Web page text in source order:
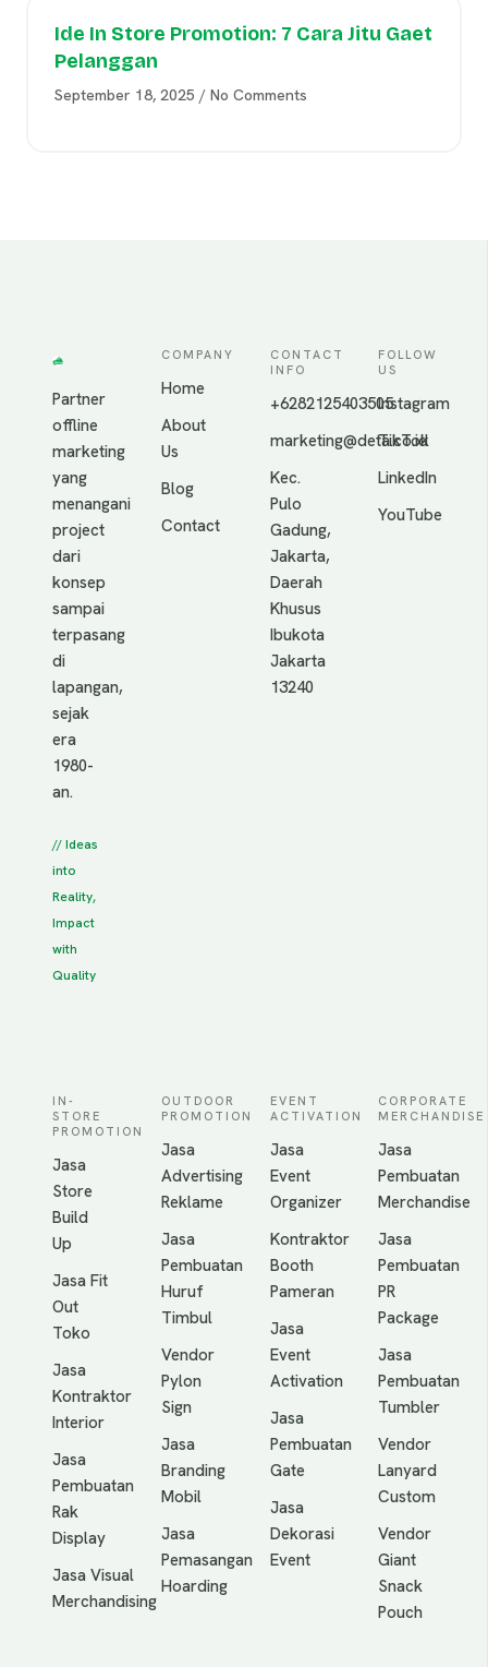
Ide In Store Promotion: 7 Cara Jitu Gaet
Pelanggan
September 18, 2025 No Comments
Partner
offline
marketing
yang
menangani
project
dari
konsep
sampai
terpasang
di
lapangan,
sejak
era
1980-
an.
// Ideas
into
Reality,
Impact
with
Quality
COMPANY
Home
About
Us
Blog
Contact
CONTACT
INFO
+6282125403505
marketing@deta.co.id
Kec.
Pulo
Gadung,
Jakarta,
Daerah
Khusus
Ibukota
Jakarta
13240
FOLLOW
US
Instagram
TikTok
LinkedIn
YouTube
IN-
STORE
PROMOTION
Jasa
Store
Build
Up
Jasa Fit
Out
Toko
Jasa
Kontraktor
Interior
Jasa
Pembuatan
Rak
Display
Jasa Visual
Merchandising
OUTDOOR
PROMOTION
Jasa
Advertising
Reklame
Jasa
Pembuatan
Huruf
Timbul
Vendor
Pylon
Sign
Jasa
Branding
Mobil
Jasa
Pemasangan
Hoarding
EVENT
ACTIVATION
Jasa
Event
Organizer
Kontraktor
Booth
Pameran
Jasa
Event
Activation
Jasa
Pembuatan
Gate
Jasa
Dekorasi
Event
CORPORATE
MERCHANDISE
Jasa
Pembuatan
Merchandise
Jasa
Pembuatan
PR
Package
Jasa
Pembuatan
Tumbler
Vendor
Lanyard
Custom
Vendor
Giant
Snack
Pouch